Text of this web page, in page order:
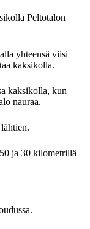
Peltotalon
yhteensä viisi
kaksikolla.
kaksikolla, kun
nauraa.
ja 30 kilometrillä